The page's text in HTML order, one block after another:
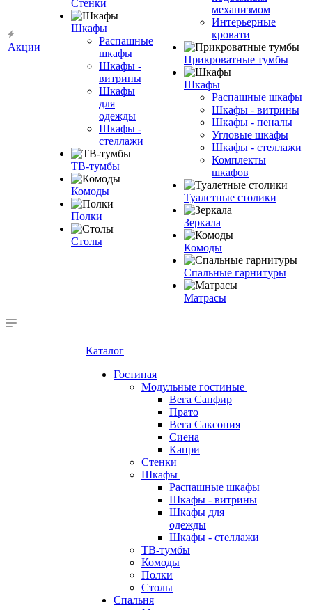
Акции
Стенки
Шкафы
Распашные
шкафы
Шкафы -
витрины
Шкафы
для
одежды
Шкафы -
стеллажи
ТВ-тумбы
Комоды
Полки
Столы
механизмом
Интерьерные
кровати
Прикроватные тумбы
Шкафы
Распашные шкафы
Шкафы - витрины
Шкафы - пеналы
Угловые шкафы
Шкафы - стеллажи
Комплекты
шкафов
Туалетные столики
Зеркала
Комоды
Спальные гарнитуры
Матрасы
Каталог
Гостиная
Модульные гостиные
Вега Сапфир
Прато
Вега Саксония
Сиена
Капри
Стенки
Шкафы
Распашные шкафы
Шкафы - витрины
Шкафы для
одежды
Шкафы - стеллажи
ТВ-тумбы
Комоды
Полки
Столы
Спальня